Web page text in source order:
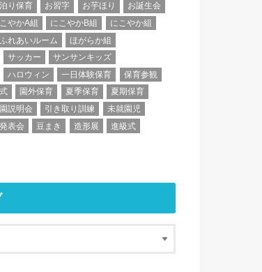
り保育 お習字 お芋ほり
お誕生会
やかA組 にこやかB組
にこやか組
ふれあいルーム
ほがらか組
サッカー
サンサンキッズ
ハロウィン 一日体験保育
保育参観
園外保育 夏季保育
夏期保育
説明会 引き取り訓練
未就園児
表会 豆まき 造形展
進級式